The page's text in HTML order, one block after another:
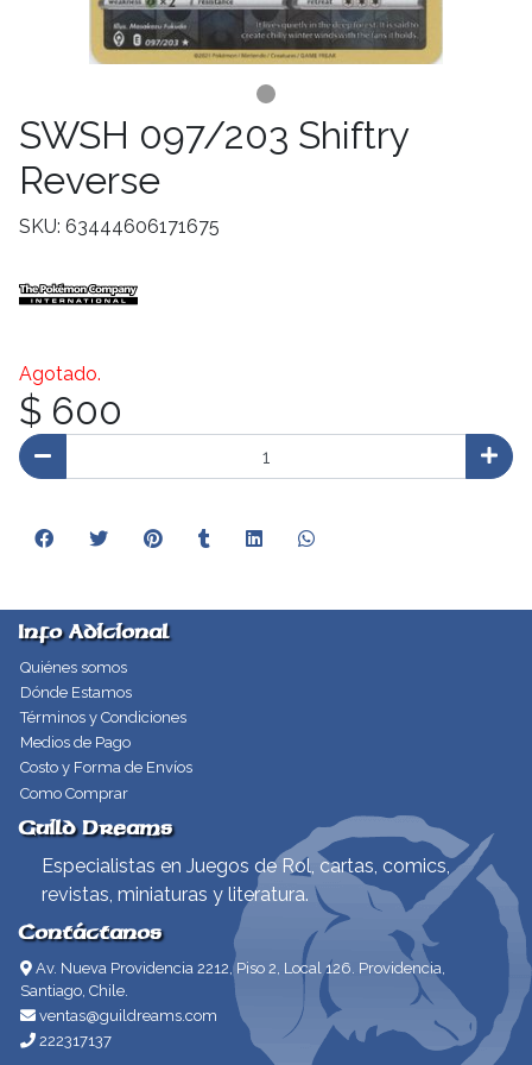
SWSH 097/203 Shiftry
Reverse
SKU: 63444606171675
Agotado.
$ 600
Info Adicional
Quiénes somos
Dónde Estamos
Términos y Condiciones
Medios de Pago
Costo y Forma de Envíos
Como Comprar
Guild Dreams
Especialistas en Juegos de Rol, cartas, comics,
revistas, miniaturas y literatura.
Contáctanos
Av. Nueva Providencia 2212, Piso 2, Local 126. Providencia,
Santiago, Chile.
ventas@guildreams.com
222317137